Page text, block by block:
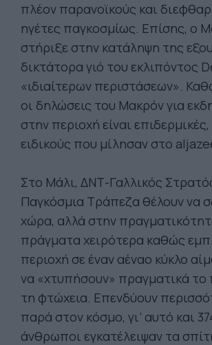
πλέον παρανοϊκούς και
ηγέτες παγκοσμίως. Επίσης, ο
στήριξε στην κατάληψη της
δικτάτορα γιό του εκλιπόντος
«ιδιαίτερων περιστάσεων».
οι δηλώσεις του Μακρόν για
στην περιοχή είναι
ειδικούς που μίλησαν στο
Στο Μάλι, ΔΝΤ-Γαλλικός
Παγκόσμια Τράπεζα θέλουν να
χώρα, αλλά στην
πράγματα χειρότερα καθώς
περιοχή σε έναν αέναο κύκλο
να «χτυπήσουν» πραγματικά
τη φτώχεια. Επενδύουν
παρά στον κόσμο, γι’ αυτό και
άνθρωποι εγκατέλειψαν τα